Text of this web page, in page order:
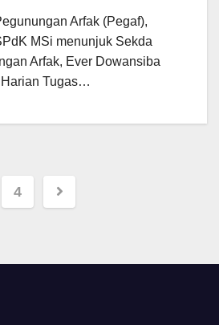
Arfak (Pegaf),
MSi menunjuk Sekda
Arfak, Ever Dowansiba
Tugas…
4